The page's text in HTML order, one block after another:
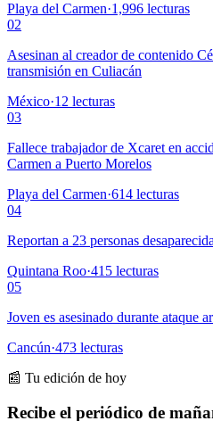
Playa del Carmen·1,996 lecturas
02
Asesinan al creador de contenido
transmisión en Culiacán
México·12 lecturas
03
Fallece trabajador de Xcaret en
Carmen a Puerto Morelos
Playa del Carmen·614 lecturas
04
Reportan a 23 personas
Quintana Roo·415 lecturas
05
Joven es asesinado durante ataque
Cancún·473 lecturas
📰 Tu edición de hoy
Recibe el periódico de